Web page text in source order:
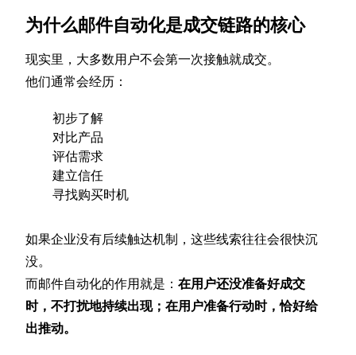
为什么邮件自动化是成交链路的核心
现实里，大多数用户不会第一次接触就成交。
他们通常会经历：
初步了解
对比产品
评估需求
建立信任
寻找购买时机
如果企业没有后续触达机制，这些线索往往会很快沉
没。
而邮件自动化的作用就是：在用户还没准备好成交
时，不打扰地持续出现；在用户准备行动时，恰好给
出推动。